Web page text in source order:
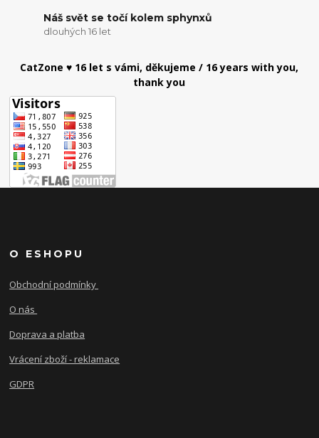
Náš svět se točí kolem sphynxů
dlouhých 16 let
CatZone ♥ 16 let s vámi, děkujeme / 16 years with you,
thank you
O ESHOPU
Obchodní podmínky
O nás
Doprava a platba
Vrácení zboží - reklamace
GDPR